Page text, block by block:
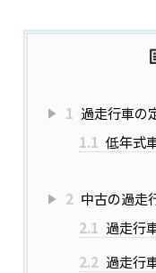
1 過走行車の
1.1 低年式
2 中古の過走
2.1 過走行
2.2 過走行